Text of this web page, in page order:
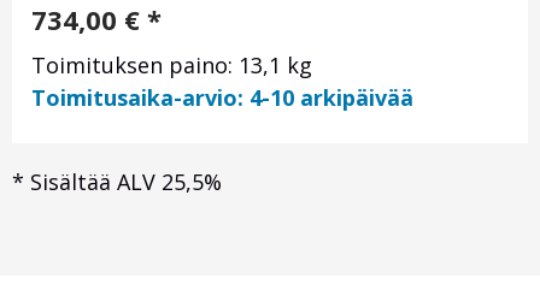
734,00 € *
Toimituksen paino: 13,1 kg
Toimitusaika-arvio: 4-10 arkipäivää
* Sisältää ALV 25,5%